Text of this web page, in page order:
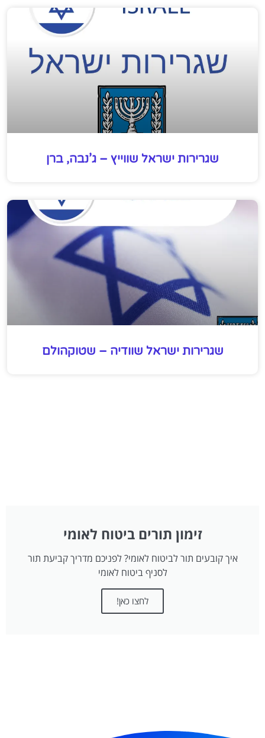
שגרירות ישראל שווייץ – ג’נבה, ברן
שגרירות ישראל שוודיה – שטוקהולם
זימון תורים ביטוח לאומי
איך קובעים תור לביטוח לאומי? לפניכם מדריך קביעת תור
לסניף ביטוח לאומי
לחצו כאן!